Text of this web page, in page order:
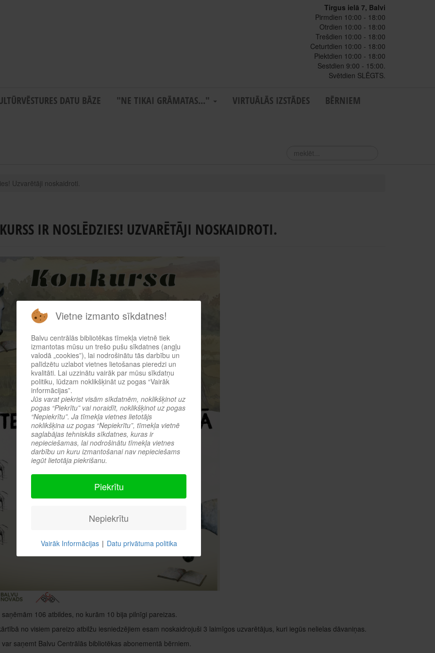
Tirgus ielā 7, Balvi
Pirmdien 10:00 - 18:00
Otrdien 10:00 - 18:00
Trešdien 10:00 - 18:00
Ceturtdien 10:00 - 18:00
Piektdien 10:00 - 18:00
Sestdien 9:00 - 15:00.
Svētdien SLĒGTS.
DATU BĀZE "NE TIKAI GRĀMATAS..." VIRTUĀLĀS IZSTĀDES BĒRNIEM
meklēt...
Uzvarētāji noskaidroti.
IR NOSLĒDZIES! UZVARĒTĀJI NOSKAIDROTI.
106 atbildes, no kurām 10 bija pilnīgi pareizas.
no visiem pareizo atbilžu iesniedzējiem esam noskaidrojuši 3 laimīgos uzvarētājus, kuri iegūs nelielas dāvaniņas.
saņemt Balvu Centrālās bibliotēkas abonementā bērniem.
Vietne izmanto sīkdatnes!
Balvu centrālās bibliotēkas tīmekļa vietnē tiek
izmantotas mūsu un trešo pušu sīkdatnes (angļu
valodā „cookies”), lai nodrošinātu tās darbību un
palīdzētu uzlabot vietnes lietošanas pieredzi un
kvalitāti. Lai uzzinātu vairāk par mūsu sīkdatņu
politiku, lūdzam noklikšķināt uz pogas “Vairāk
informācijas”.
Jūs varat piekrist visām sīkdatnēm, noklikšķinot uz
pogas “Piekrītu” vai noraidīt, noklikšķinot uz pogas
“Nepiekrītu”. Ja tīmekļa vietnes lietotājs
noklikšķina uz pogas “Nepiekrītu”, tīmekļa vietnē
saglabājas tehniskās sīkdatnes, kuras ir
nepieciešamas, lai nodrošinātu tīmekļa vietnes
darbību un kuru izmantošanai nav nepieciešams
iegūt lietotāja piekrišanu.
Piekrītu
Nepiekrītu
Vairāk Informācijas | Datu privātuma politika